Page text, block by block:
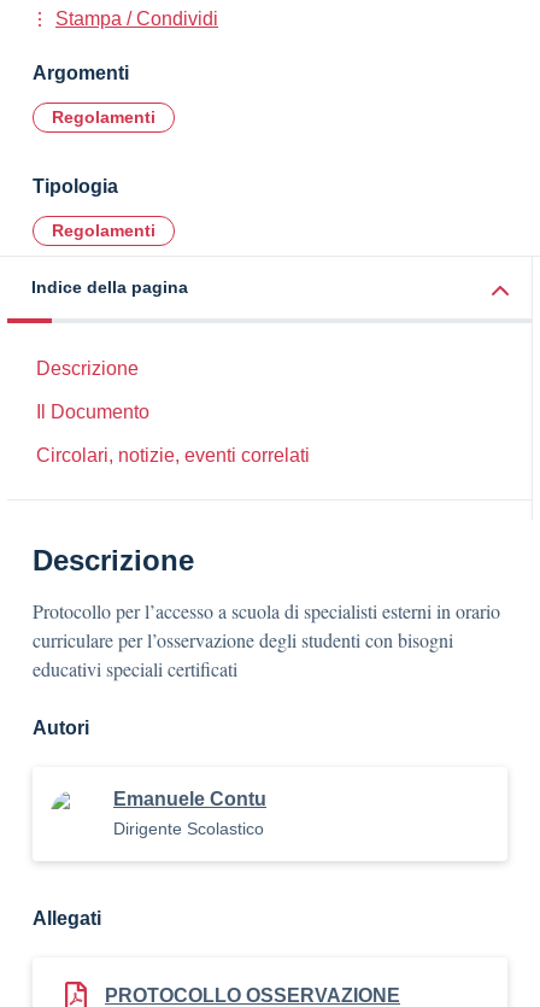
Stampa / Condividi
Argomenti
Regolamenti
Tipologia
Regolamenti
Indice della pagina
Descrizione
Il Documento
Circolari, notizie, eventi correlati
Descrizione
Protocollo per l’accesso a scuola di specialisti esterni in orario
curriculare per l’osservazione degli studenti con bisogni
educativi speciali certificati
Autori
Emanuele Contu
Dirigente Scolastico
Allegati
PROTOCOLLO OSSERVAZIONE